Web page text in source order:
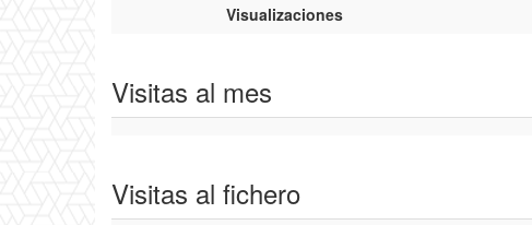
Visualizaciones
Visitas al mes
Visitas al fichero